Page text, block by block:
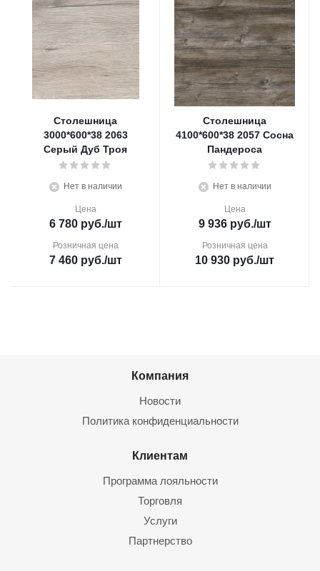
Столешница
3000*600*38 2063
Серый Дуб Троя
Нет в наличии
Цена
6 780руб./шт
Розничная цена
7 460руб./шт
Столешница
4100*600*38 2057 Cосна
Пандероса
Нет в наличии
Цена
9 936руб./шт
Розничная цена
10 930 руб./шт
Компания
Новости
Политика конфиденциальности
Клиентам
Программа лояльности
Торговля
Услуги
Партнерство